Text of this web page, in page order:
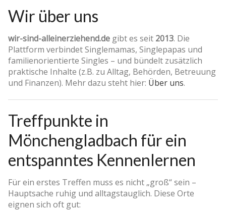
Wir über uns
wir-sind-alleinerziehend.de gibt es seit 2013. Die
Plattform verbindet Singlemamas, Singlepapas und
familienorientierte Singles – und bündelt zusätzlich
praktische Inhalte (z.B. zu Alltag, Behörden, Betreuung
und Finanzen). Mehr dazu steht hier: Über uns.
Treffpunkte in
Mönchengladbach für ein
entspanntes Kennenlernen
Für ein erstes Treffen muss es nicht „groß“ sein –
Hauptsache ruhig und alltagstauglich. Diese Orte
eignen sich oft gut: